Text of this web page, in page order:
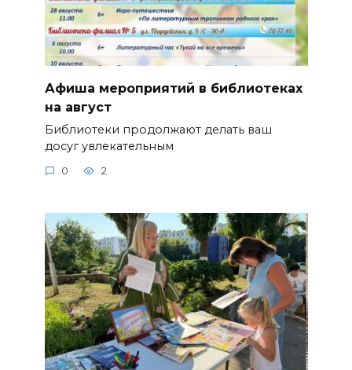
Афиша мероприятий в библиотеках
на август
Библиотеки продолжают делать ваш
досуг увлекательным
0 2